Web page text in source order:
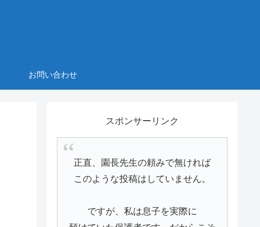
お問い合わせ
スポンサーリンク
正直、園長先生の頼みで無ければ
このような投稿はしていません。
ですが、私は息子を実際に